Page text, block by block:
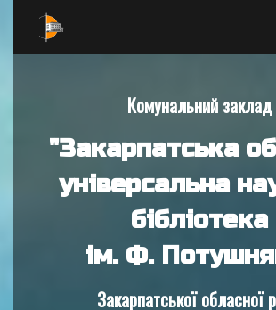
Комунальний заклад
"Закарпатська
універсальна
бібліотека
ім. Ф.
Закарпатської обласної